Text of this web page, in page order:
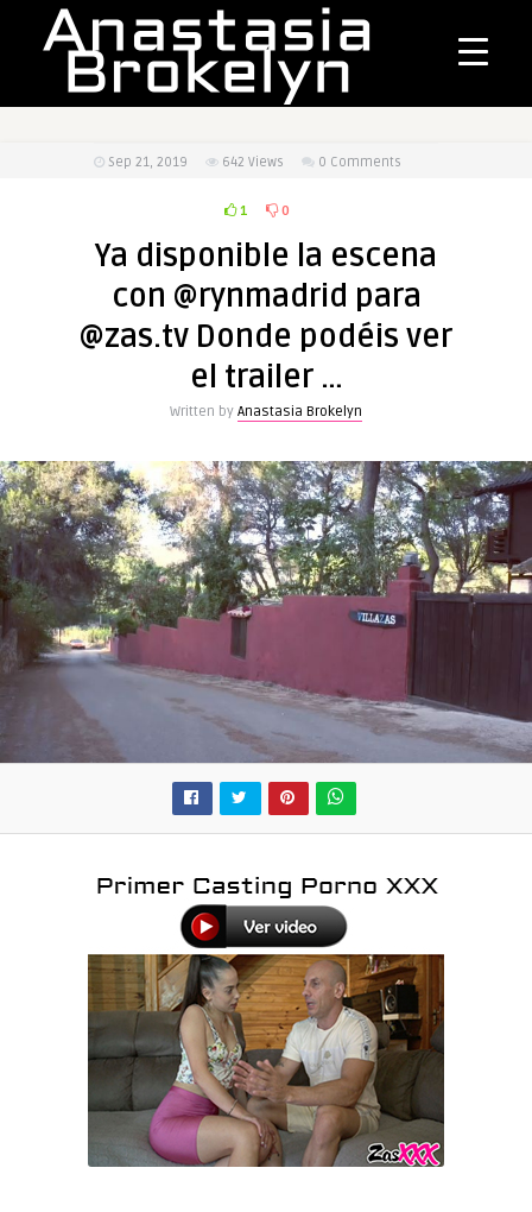
Sep 21, 2019 642 Views 0 Comments
1 0
Ya disponible la escena
con @rynmadrid para
@zas.tv Donde podéis ver
el trailer …
Written by Anastasia Brokelyn